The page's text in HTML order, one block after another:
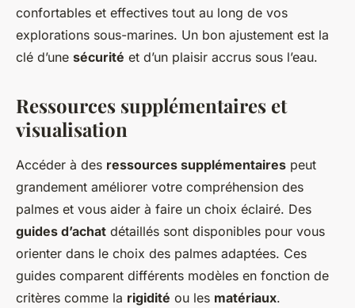
confortables et effectives tout au long de vos
explorations sous-marines. Un bon ajustement est la
clé d’une sécurité et d’un plaisir accrus sous l’eau.
Ressources supplémentaires et
visualisation
Accéder à des ressources supplémentaires peut
grandement améliorer votre compréhension des
palmes et vous aider à faire un choix éclairé. Des
guides d’achat détaillés sont disponibles pour vous
orienter dans le choix des palmes adaptées. Ces
guides comparent différents modèles en fonction de
critères comme la rigidité ou les matériaux.